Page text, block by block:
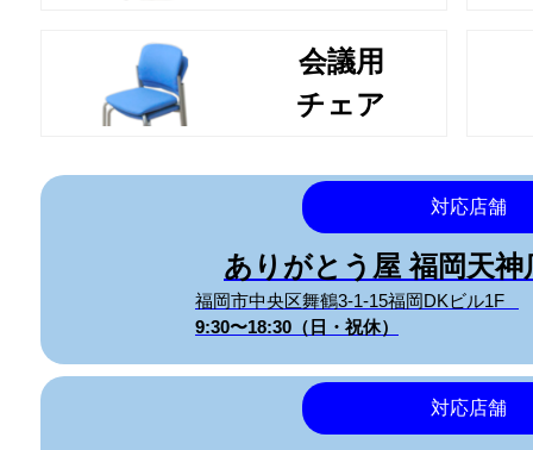
会議用
チェア
対応店舗
ありがとう屋 福岡天
福岡市中央区舞鶴3-1-15福岡DKビル1F
9:30〜18:30（日・祝休）
対応店舗